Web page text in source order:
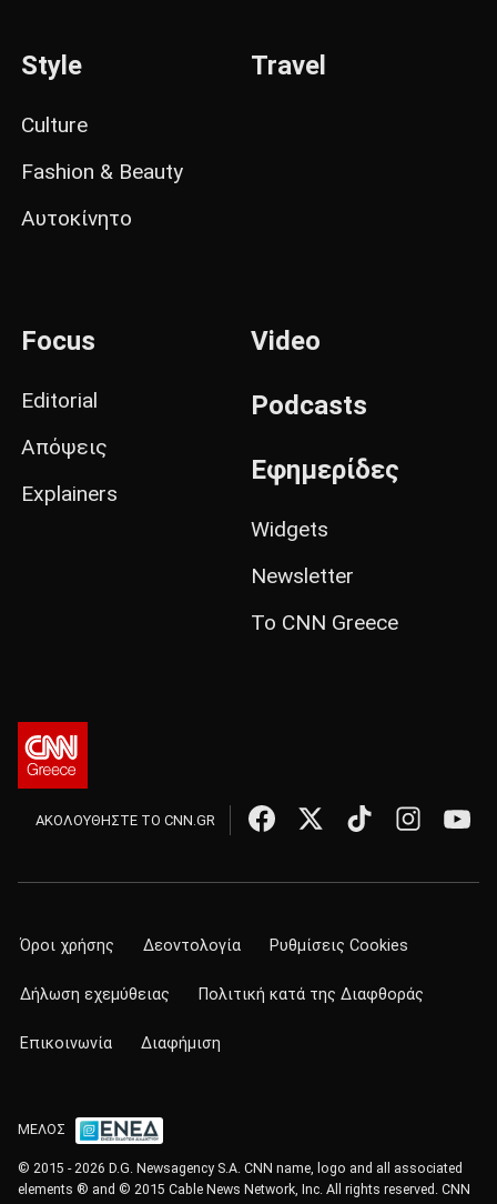
Style
Culture
Fashion & Beauty
Αυτοκίνητο
Travel
Focus
Editorial
Απόψεις
Explainers
Video
Podcasts
Εφημερίδες
Widgets
Newsletter
Το CNN Greece
ΑΚΟΛΟΥΘΗΣΤΕ ΤΟ CNN.GR
Όροι χρήσης Δεοντολογία Ρυθμίσεις Cookies
Δήλωση εχεμύθειας Πολιτική κατά της Διαφθοράς
Επικοινωνία Διαφήμιση
ΜΕΛΟΣ
© 2015 - 2026 D.G. Newsagency S.A. CNN name, logo and all associated
elements ® and © 2015 Cable News Network, Inc. All rights reserved. CNN